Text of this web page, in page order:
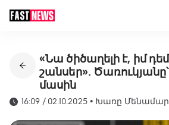
«Նա ծիծաղելի է, իմ դեմ
շանսեր».
մասին
16:09 / 02.10.2025 • Խառը